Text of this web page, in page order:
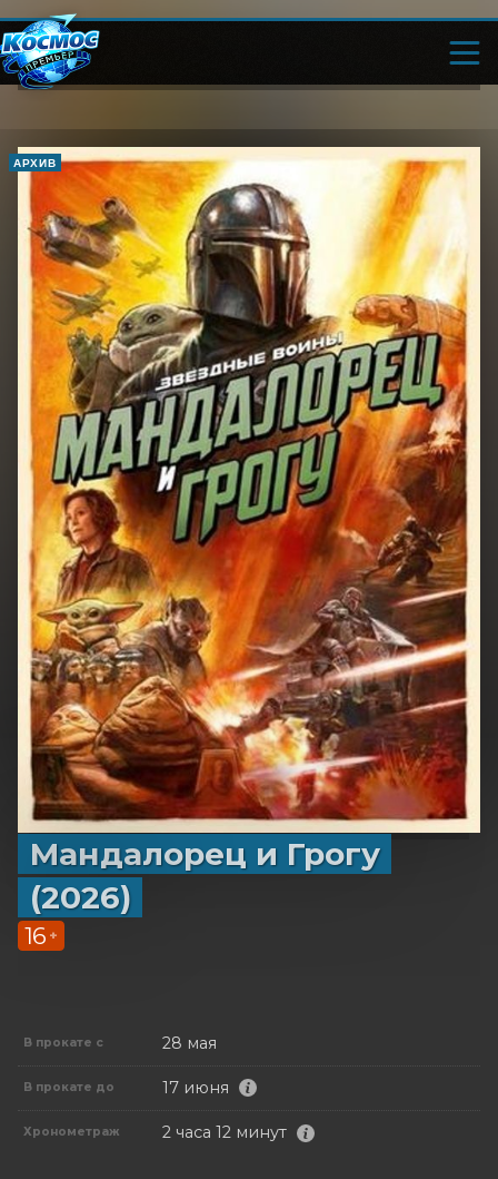
АРХИВ
Мандалорец и Грогу
(2026)
16 +
В прокате с 28 мая
В прокате до 17 июня
Хронометраж 2 часа 12 минут